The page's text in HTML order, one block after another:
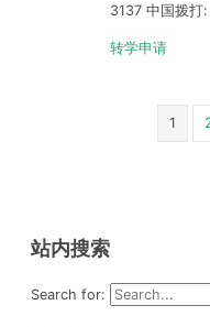
3137 中国拨打
转学申请
1
站内搜索
Search for: